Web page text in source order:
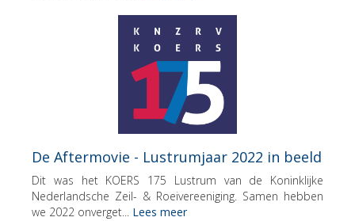
De Aftermovie - Lustrumjaar 2022 in beeld
Dit was het KOERS 175 Lustrum van de Koninklijke
Nederlandsche Zeil- & Roeivereeniging. Samen hebben
we 2022 onverget... Lees meer